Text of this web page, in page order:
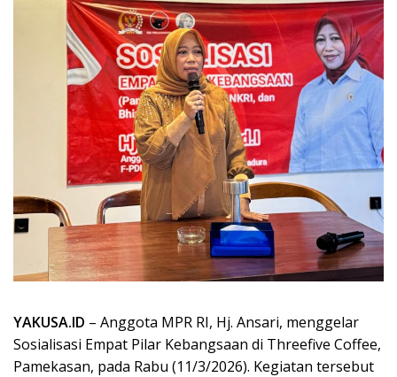
YAKUSA.ID – Anggota MPR RI, Hj. Ansari, menggelar
Sosialisasi Empat Pilar Kebangsaan di Threefive Coffee,
Pamekasan, pada Rabu (11/3/2026). Kegiatan tersebut